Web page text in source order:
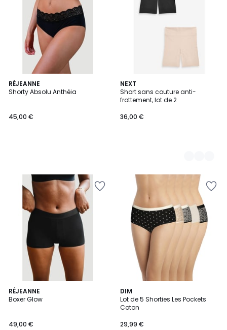
RÉJEANNE
Shorty Absolu Anthéia
45,00 €
NEXT
Short sans couture anti-
frottement, lot de 2
36,00 €
3
Couleurs
RÉJEANNE
Boxer Glow
49,00 €
DIM
Lot de 5 Shorties Les Pockets
Coton
29,99 €
5
Couleurs